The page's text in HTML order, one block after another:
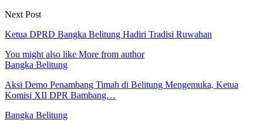
Next Post
Ketua DPRD Bangka Belitung Hadiri Tradisi Ruwahan
You might also like More from author
Bangka Belitung
Aksi Demo Penambang Timah di Belitung Mengemuka, Ketua
Komisi XII DPR Bambang…
Bangka Belitung